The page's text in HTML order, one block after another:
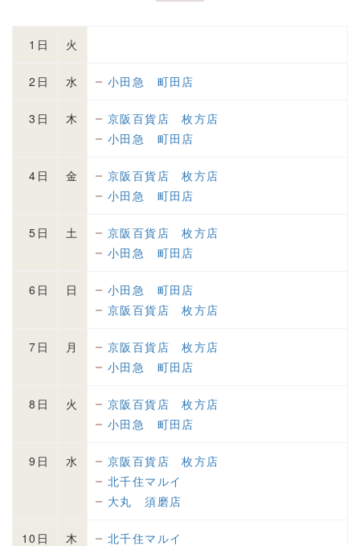
1日 火
2日 水 小田急 町田店
3日 木
京阪百貨店 枚方店
小田急 町田店
4日 金
京阪百貨店 枚方店
小田急 町田店
5日 土
京阪百貨店 枚方店
小田急 町田店
6日 日
小田急 町田店
京阪百貨店 枚方店
7日 月
京阪百貨店 枚方店
小田急 町田店
8日 火
京阪百貨店 枚方店
小田急 町田店
9日 水
京阪百貨店 枚方店
北千住マルイ
大丸 須磨店
10日 木 北千住マルイ